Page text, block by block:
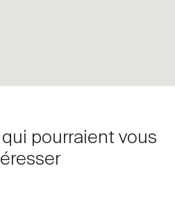
pourraient vous